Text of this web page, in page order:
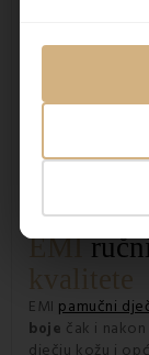
EMI
kvalitete
EMI pamučni
boje čak i
dječju kožu i